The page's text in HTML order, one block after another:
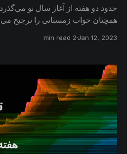
حدود دو هفته از آغاز سال نو می‌گذرد
همچنان خواب زمستانی را ترجیح
نمونه‌های سابق، نوسانات بسیار
است.
Jan 12, 2023
2 min read